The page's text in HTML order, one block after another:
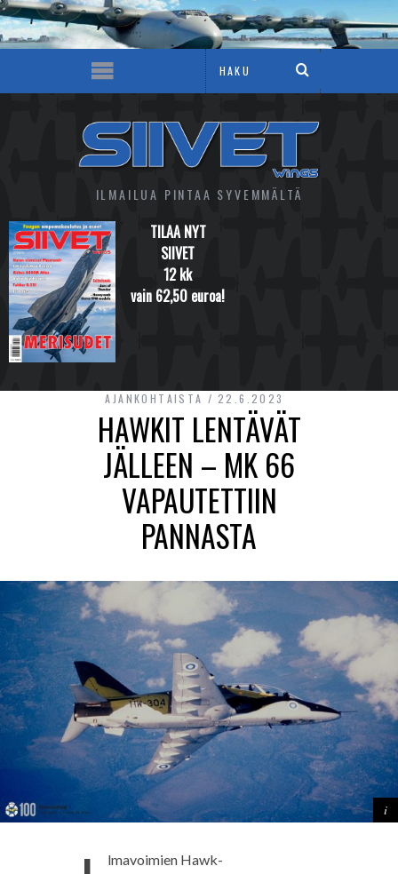
ILMAILUA PINTAA SYVEMMÄLTÄ
TILAA NYT
SIIVET
12 kk
vain 62,50 euroa!
AJANKOHTAISTA 22.6.2023
HAWKIT LENTÄVÄT
JÄLLEEN – MK 66
VAPAUTETTIIN
PANNASTA
lmavoimien Hawk-